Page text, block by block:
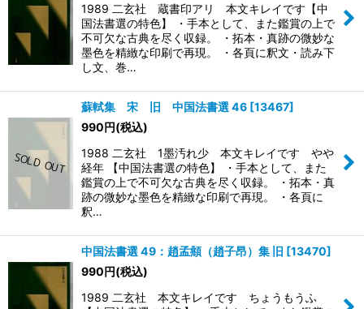
1989 二玄社 蔵書印アリ 本文キレイです【中
国法書選の特色】 ・手本として、また鑑賞の上で
不可欠な古典を尽く収録。 ・拓本・真跡の微妙な
墨色を精緻な印刷で再現。 ・各頁に釈文・読み下
し文、巻…
蘇軾集 宋 旧 中国法書選 46 [13467]
990円(税込)
1988 二玄社 1墨汚れ少 本文キレイです やや
経年 【中国法書選の特色】 ・手本として、また
鑑賞の上で不可欠な古典を尽く収録。 ・拓本・真
跡の微妙な墨色を精緻な印刷で再現。 ・各頁に
釈…
中国法書選 49：趙孟頫（趙子昂）集 旧 [13470]
990円(税込)
1989 二玄社 本文キレイです ちょうもうふ